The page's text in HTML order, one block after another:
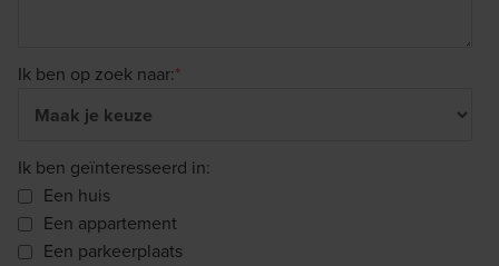
Ik ben op zoek naar:*
Ik ben geïnteresseerd in:
Een huis
Een appartement
Een parkeerplaats